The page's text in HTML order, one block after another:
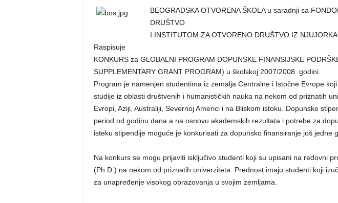
BEOGRADSKA OTVORENA ŠKOLA u saradnji sa
DRUŠTVO
I INSTITUTOM ZA OTVORENO DRUŠTVO IZ NJUJORKA
Raspisuje
KONKURS za GLOBALNI PROGRAM DOPUNSKE FINANSIJSKE
SUPPLEMENTARY GRANT PROGRAM) u školskoj 2007/2008. godini.
Program je namenjen studentima iz zemalja Centralne i Istočne Evrope
studije iz oblasti društvenih i humanističkih nauka na nekom od priznatih
Evropi, Aziji, Australiji, Severnoj Americi i na Bliskom istoku. Dopunske
period od godinu dana a na osnovu akademskih rezultata i potrebe za
isteku stipendije moguće je konkurisati za dopunsko finansiranje još jedne
Na konkurs se mogu prijaviti isključivo studenti koji su upisani na redovni
(Ph.D.) na nekom od priznatih univerziteta. Prednost imaju studenti koji
za unapređenje visokog obrazovanja u svojim zemljama.